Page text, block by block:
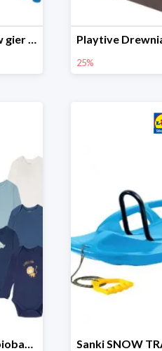
Playtive Drewniany zestaw gier 10 w 1
25%
lupilu Body niemowlęce z biobawełny